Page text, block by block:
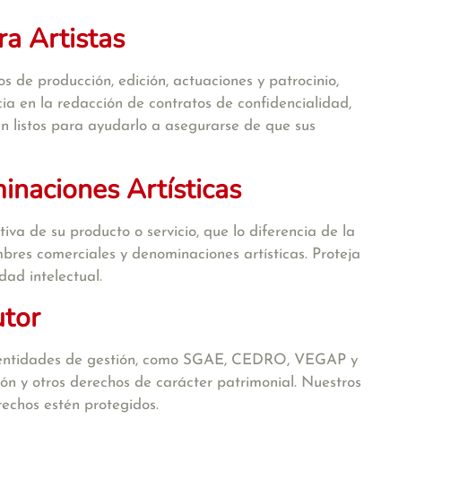
Artistas
de producción, edición, actuaciones y patrocinio,
en la redacción de contratos de confidencialidad,
listos para ayudarlo a asegurarse de que sus
Artísticas
de su producto o servicio, que lo diferencia de la
comerciales y denominaciones artísticas. Proteja
intelectual.
de gestión, como SGAE, CEDRO, VEGAP y
y otros derechos de carácter patrimonial. Nuestros
estén protegidos.